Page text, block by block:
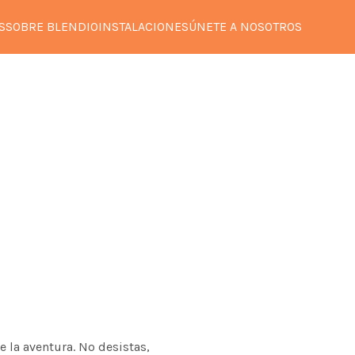
SOBRE BLENDIOINSTALACIONESÚNETE A NOSOTROS
la aventura. No desistas,